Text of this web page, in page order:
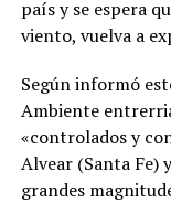
país y se espera
viento, vuelva a
Según informó
Ambiente
«controlados y
Alvear (Santa Fe)
grandes